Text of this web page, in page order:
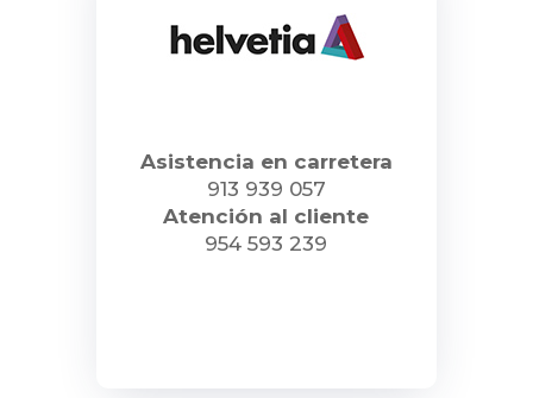
Asistencia en carretera
913 939 057
Atención al cliente
954 593 239